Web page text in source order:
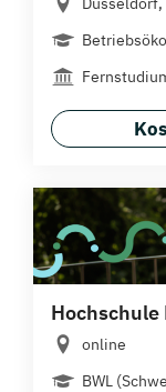
online
BWL